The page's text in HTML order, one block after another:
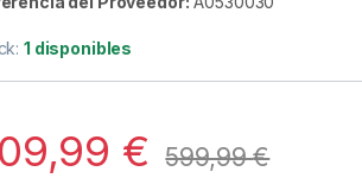
1 disponibles
€ 599,99€